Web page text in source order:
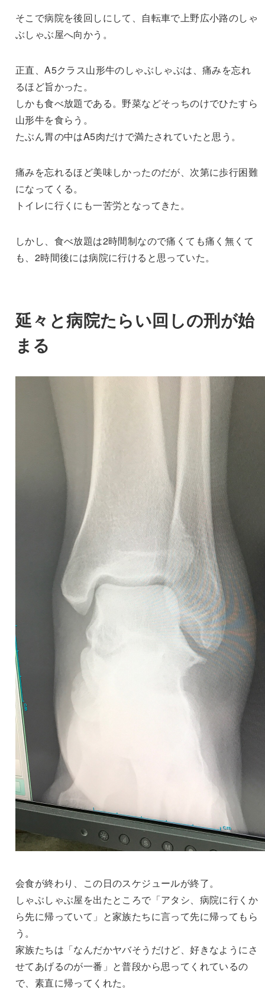
そこで病院を後回しにして、自転車で上野広小路のしゃ
ぶしゃぶ屋へ向かう。
正直、A5クラス山形牛のしゃぶしゃぶは、痛みを忘れ
るほど旨かった。
しかも食べ放題である。野菜などそっちのけでひたすら
山形牛を食らう。
たぶん胃の中はA5肉だけで満たされていたと思う。
痛みを忘れるほど美味しかったのだが、次第に歩行困難
になってくる。
トイレに行くにも一苦労となってきた。
しかし、食べ放題は2時間制なので痛くても痛く無くて
も、2時間後には病院に行けると思っていた。
延々と病院たらい回しの刑が始
まる
会食が終わり、この日のスケジュールが終了。
しゃぶしゃぶ屋を出たところで「アタシ、病院に行くか
ら先に帰っていて」と家族たちに言って先に帰ってもら
う。
家族たちは「なんだかヤバそうだけど、好きなようにさ
せてあげるのが一番」と普段から思ってくれているの
で、素直に帰ってくれた。